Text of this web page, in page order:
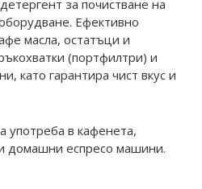
за почистване на
Ефективно
масла, остатъци и
(портфилтри) и
като гарантира чист вкус и
в кафенета,
домашни еспресо машини.